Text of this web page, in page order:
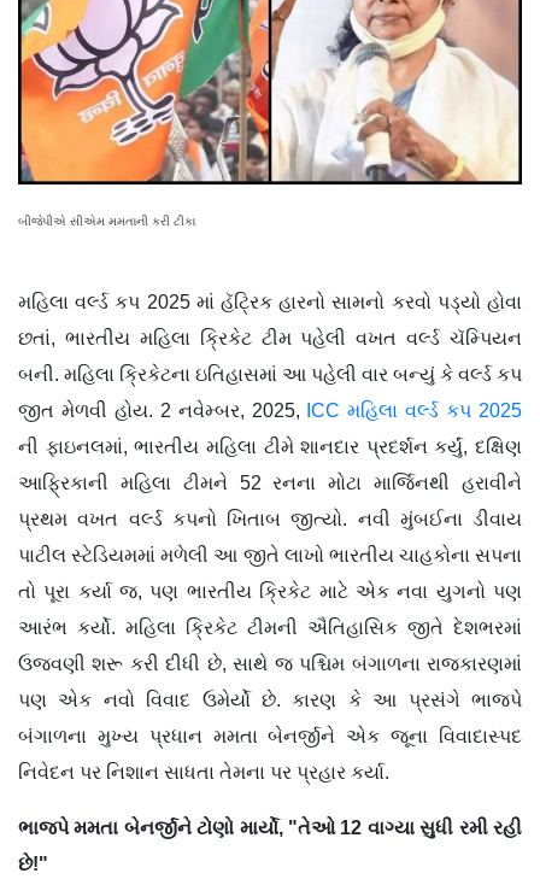
બીજેપીએ સીએમ મમતાની કરી ટીકા
મહિલા વર્લ્ડ કપ 2025 માં હૅટ્રિક હારનો સામનો કરવો પડ્યો હોવા
છતાં, ભારતીય મહિલા ક્રિકેટ ટીમ પહેલી વખત વર્લ્ડ ચૅમ્પિયન
બની. મહિલા ક્રિકેટના ઇતિહાસમાં આ પહેલી વાર બન્યું કે વર્લ્ડ કપ
જીત મેળવી હોય. 2 નવેમ્બર, 2025, ICC મહિલા વર્લ્ડ કપ 2025
ની ફાઇનલમાં, ભારતીય મહિલા ટીમે શાનદાર પ્રદર્શન કર્યું, દક્ષિણ
આફ્રિકાની મહિલા ટીમને 52 રનના મોટા માર્જિનથી હરાવીને
પ્રથમ વખત વર્લ્ડ કપનો ખિતાબ જીત્યો. નવી મુંબઈના ડીવાય
પાટીલ સ્ટેડિયમમાં મળેલી આ જીતે લાખો ભારતીય ચાહકોના સપના
તો પૂરા કર્યા જ, પણ ભારતીય ક્રિકેટ માટે એક નવા યુગનો પણ
આરંભ કર્યો. મહિલા ક્રિકેટ ટીમની ઐતિહાસિક જીતે દેશભરમાં
ઉજવણી શરૂ કરી દીધી છે, સાથે જ પશ્ચિમ બંગાળના રાજકારણમાં
પણ એક નવો વિવાદ ઉમેર્યો છે. કારણ કે આ પ્રસંગે ભાજપે
બંગાળના મુખ્ય પ્રધાન મમતા બેનર્જીને એક જૂના વિવાદાસ્પદ
નિવેદન પર નિશાન સાધતા તેમના પર પ્રહાર કર્યા.
ભાજપે મમતા બેનર્જીને ટોણો માર્યો, "તેઓ 12 વાગ્યા સુધી રમી રહી
છે!"